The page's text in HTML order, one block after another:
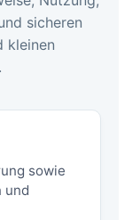
sicheren
kleinen
sowie
und